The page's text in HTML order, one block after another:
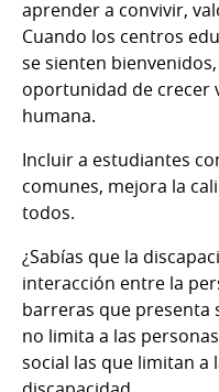
aprender a convivir,
Cuando los centros
se sienten
oportunidad de crecer
humana.
Incluir a estudiantes
comunes, mejora la
todos.
¿Sabías que la
interacción entre la
barreras que presenta
no limita a las
social las que limitan a